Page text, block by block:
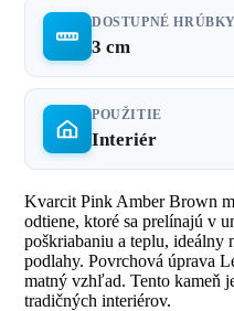
DOSTUPNÉ HRÚBKY
3 cm
POUŽITIE
Interiér
Kvarcit Pink Amber Brown
odtiene, ktoré sa prelínajú v
poškriabaniu a teplu, ideálny
podlahy. Povrchová úprava
matný vzhľad. Tento kameň
tradičných interiérov.